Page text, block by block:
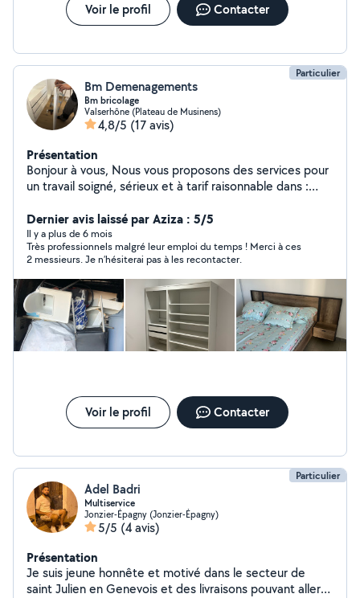
Voir le profil Contacter
Particulier
Bm Demenagements
Bm bricolage
Valserhône (Plateau de Musinens)
4,8/5 (17 avis)
Présentation
Bonjour à vous, Nous vous proposons des services pour
un travail soigné, sérieux et à tarif raisonnable dans :
Aide au déménagement Aide physique quelconque
Débarras, déchèterie Je suis honnête et ponctuel.
N'hésitez pas à me contacter. Au plaisir de vous aidez!
Je réponds assez rapidement
Dernier avis laissé par Aziza : 5/5
Il y a plus de 6 mois
Très professionnels malgré leur emploi du temps ! Merci à ces
2 messieurs. Je n’hésiterai pas à les recontacter.
Voir le profil Contacter
Particulier
Adel Badri
Multiservice
Jonzier-Épagny (Jonzier-Épagny)
5/5 (4 avis)
Présentation
Je suis jeune honnête et motivé dans le secteur de
saint Julien en Genevois et des livraisons pouvant aller